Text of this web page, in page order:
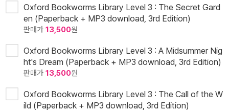
Oxford Bookworms Library Level 3 : The Secret Gard
en (Paperback + MP3 download, 3rd Edition)
판매가 13,500원
Oxford Bookworms Library Level 3 : A Midsummer Nig
ht's Dream (Paperback + MP3 download, 3rd Edition)
판매가 13,500원
Oxford Bookworms Library Level 3 : The Call of the W
ild (Paperback + MP3 download, 3rd Edition)